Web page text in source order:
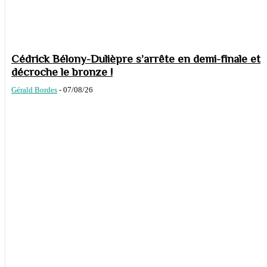
Cédrick Bélony-Dulièpre s’arrête en demi-finale et
décroche le bronze !
Gérald Bordes - 07/08/26